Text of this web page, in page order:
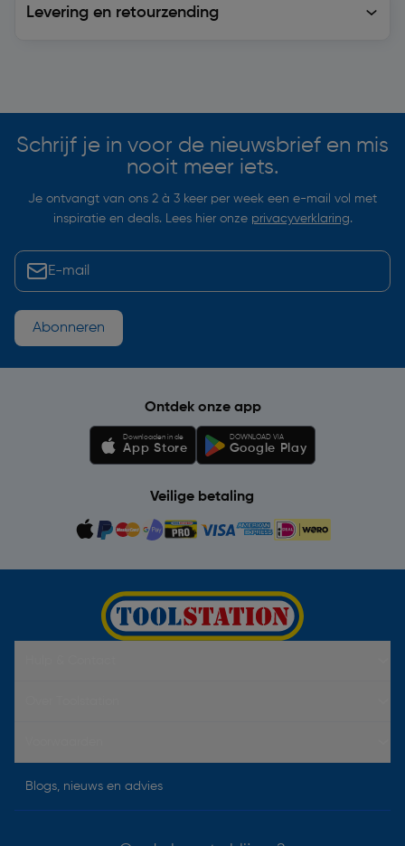
Levering en retourzending
Schrijf je in voor de nieuwsbrief en mis
nooit meer iets.
Je ontvangt van ons 2 à 3 keer per week een e-mail vol met
inspiratie en deals. Lees hier onze privacyverklaring.
Abonneren
Ontdek onze app
Downloaden in de
App Store
DOWNLOAD VIA
Google Play
Veilige betaling
Blogs, nieuws en advies